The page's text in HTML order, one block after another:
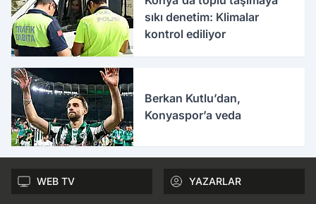
sıkı denetim: Klimalar
kontrol ediliyor
Berkan Kutlu’dan,
Konyaspor’a veda
WEB TV YAZARLAR